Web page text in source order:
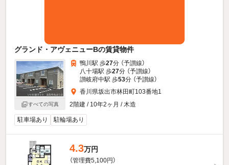
グランド・アヴェニューBの賃貸物件
すべての写真
鴨川駅 歩27分 （予讃線）
八十場駅 歩27分 （予讃線）
讃岐府中駅 歩53分 （予讃線）
香川県坂出市林田町103番地1
2階建 / 10年2ヶ月 / 木造
駐車場あり 駐輪場あり
4.3万円
（管理費5,100円）